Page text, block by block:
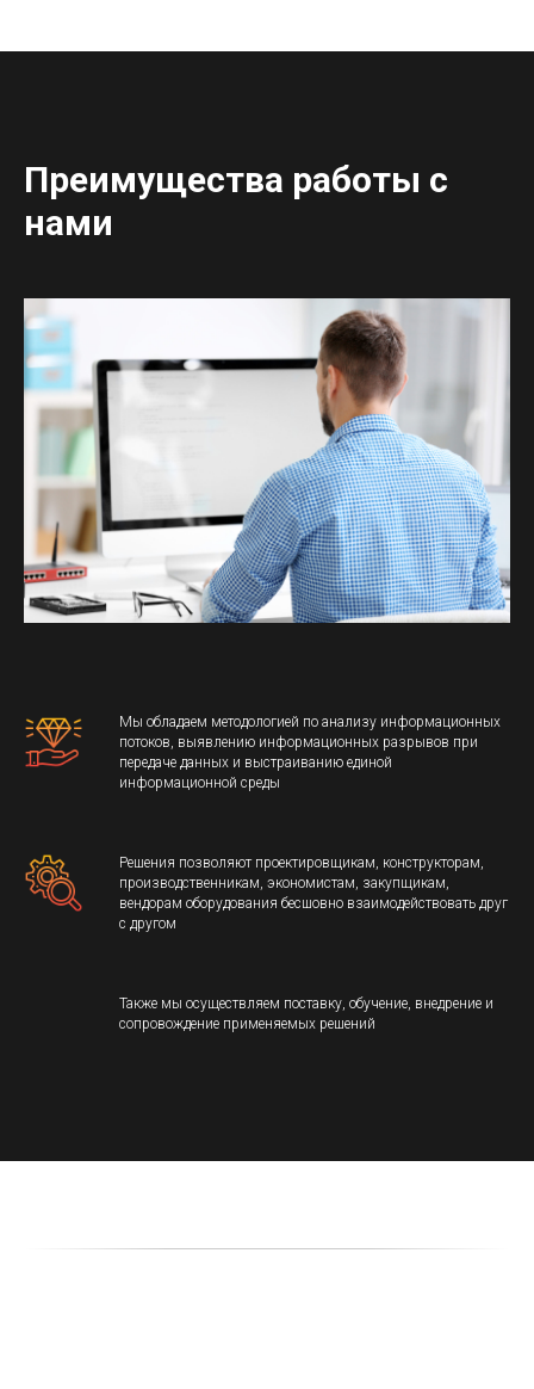
Преимущества работы с
нами
Мы обладаем методологией по анализу информационных
потоков, выявлению информационных разрывов при
передаче данных и выстраиванию единой
информационной среды
Решения позволяют проектировщикам, конструкторам,
производственникам, экономистам, закупщикам,
вендорам оборудования бесшовно взаимодействовать друг
с другом
Также мы осуществляем поставку, обучение, внедрение и
сопровождение применяемых решений